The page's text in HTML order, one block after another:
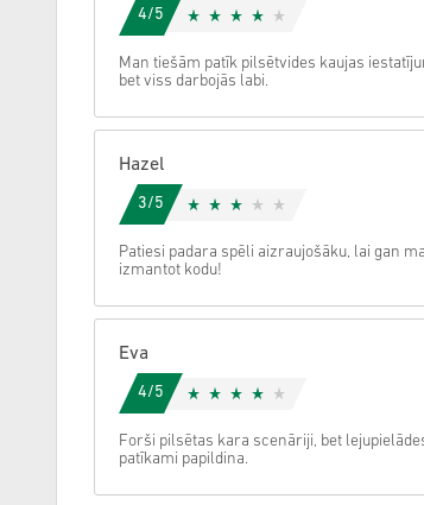
Atcelt4/5
Man tiešām patīk pilsētvides kaujas
bet viss darbojās labi.
Hazel
3/5
Patiesi padara spēli aizraujošāku, lai gan
izmantot kodu!
Eva
4/5
Forši pilsētas kara scenāriji, bet
patīkami papildina.